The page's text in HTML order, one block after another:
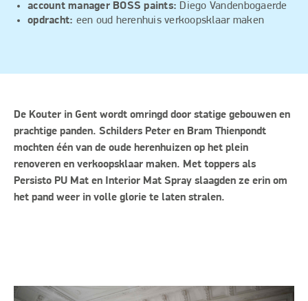
account manager BOSS paints: Diego Vandenbogaerde
opdracht: een oud herenhuis verkoopsklaar maken
De Kouter in Gent wordt omringd door statige gebouwen en
prachtige panden. Schilders Peter en Bram Thienpondt
mochten één van de oude herenhuizen op het plein
renoveren en verkoopsklaar maken. Met toppers als
Persisto PU Mat en Interior Mat Spray slaagden ze erin om
het pand weer in volle glorie te laten stralen.